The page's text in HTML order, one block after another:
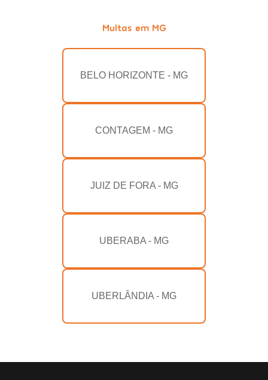
Multas em MG
BELO HORIZONTE - MG
CONTAGEM - MG
JUIZ DE FORA - MG
UBERABA - MG
UBERLÂNDIA - MG